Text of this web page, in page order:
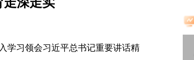
学习领会习近平总书记重要讲话精